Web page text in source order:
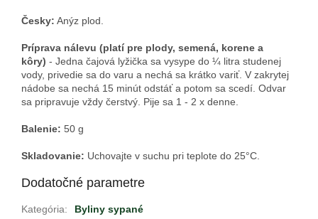
Česky: Anýz plod.
Príprava nálevu (platí pre plody, semená, korene a
kôry) - Jedna čajová lyžička sa vysype do ¼ litra studenej
vody, privedie sa do varu a nechá sa krátko variť. V zakrytej
nádobe sa nechá 15 minút odstáť a potom sa scedí. Odvar
sa pripravuje vždy čerstvý. Pije sa 1 - 2 x denne.
Balenie: 50 g
Skladovanie: Uchovajte v suchu pri teplote do 25°C.
Dodatočné parametre
Kategória:
Byliny sypané